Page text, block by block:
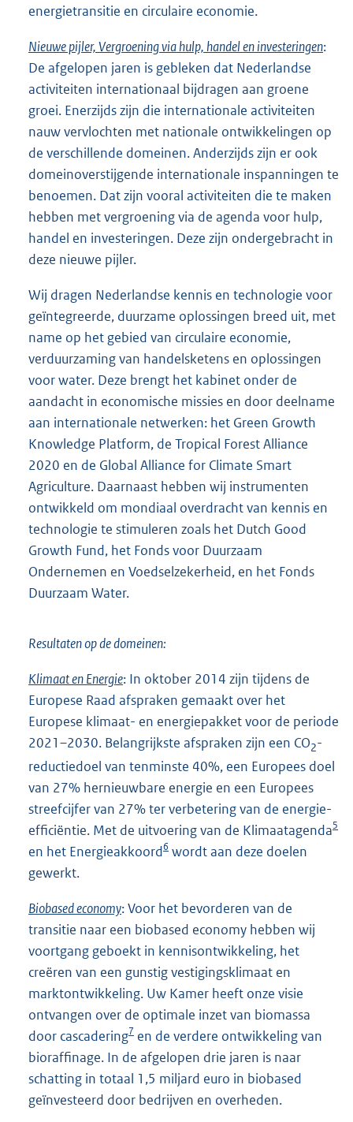
energietransitie en circulaire economie.
Nieuwe pijler, Vergroening via hulp, handel en investeringen:
De afgelopen jaren is gebleken dat Nederlandse
activiteiten internationaal bijdragen aan groene
groei. Enerzijds zijn die internationale activiteiten
nauw vervlochten met nationale ontwikkelingen op
de verschillende domeinen. Anderzijds zijn er ook
domeinoverstijgende internationale inspanningen te
benoemen. Dat zijn vooral activiteiten die te maken
hebben met vergroening via de agenda voor hulp,
handel en investeringen. Deze zijn ondergebracht in
deze nieuwe pijler.
Wij dragen Nederlandse kennis en technologie voor
geïntegreerde, duurzame oplossingen breed uit, met
name op het gebied van circulaire economie,
verduurzaming van handelsketens en oplossingen
voor water. Deze brengt het kabinet onder de
aandacht in economische missies en door deelname
aan internationale netwerken: het Green Growth
Knowledge Platform, de Tropical Forest Alliance
2020 en de Global Alliance for Climate Smart
Agriculture. Daarnaast hebben wij instrumenten
ontwikkeld om mondiaal overdracht van kennis en
technologie te stimuleren zoals het Dutch Good
Growth Fund, het Fonds voor Duurzaam
Ondernemen en Voedselzekerheid, en het Fonds
Duurzaam Water.
Resultaten op de domeinen:
Klimaat en Energie: In oktober 2014 zijn tijdens de
Europese Raad afspraken gemaakt over het
Europese klimaat- en energiepakket voor de periode
2021–2030. Belangrijkste afspraken zijn een CO2-
reductiedoel van tenminste 40%, een Europees doel
van 27% hernieuwbare energie en een Europees
streefcijfer van 27% ter verbetering van de energie-
efficiëntie. Met de uitvoering van de Klimaatagenda5
en het Energieakkoord6 wordt aan deze doelen
gewerkt.
Biobased economy: Voor het bevorderen van de
transitie naar een biobased economy hebben wij
voortgang geboekt in kennisontwikkeling, het
creëren van een gunstig vestigingsklimaat en
marktontwikkeling. Uw Kamer heeft onze visie
ontvangen over de optimale inzet van biomassa
door cascadering7 en de verdere ontwikkeling van
bioraffinage. In de afgelopen drie jaren is naar
schatting in totaal 1,5 miljard euro in biobased
geïnvesteerd door bedrijven en overheden.